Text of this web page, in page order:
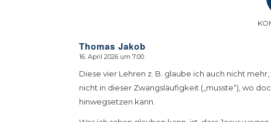
Thomas Jakob
sagte:
16. April 2026 um 7:00
Diese vier Lehren z. B. glaube ich auch nicht
nicht in dieser Zwangsläufigkeit („musste“), wo
hinwegsetzen kann.